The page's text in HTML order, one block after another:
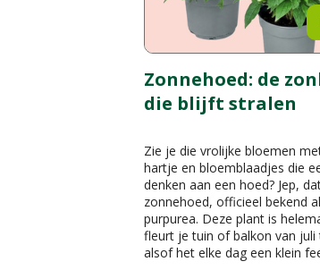
Zonnehoed: de
die blijft stralen
Zie je die vrolijke bloemen
hartje en bloemblaadjes die
denken aan een hoed? Jep,
zonnehoed, officieel bekend
purpurea. Deze plant is
fleurt je tuin of balkon van
alsof het elke dag een klein